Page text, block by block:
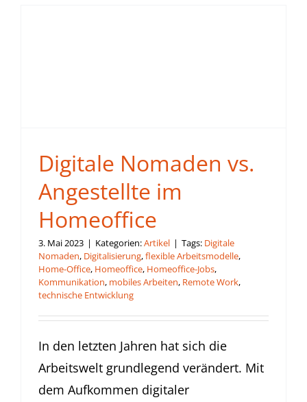
Digitale Nomaden vs.
Angestellte im
Homeoffice
3. Mai 2023 | Kategorien:Artikel | Tags: Digitale
Nomaden, Digitalisierung,flexible Arbeitsmodelle,
Home-Office, Homeoffice, Homeoffice-Jobs,
Kommunikation, mobiles Arbeiten, Remote Work,
technische Entwicklung
In den letzten Jahren hat sich die
Arbeitswelt grundlegend verändert. Mit
dem Aufkommen digitaler